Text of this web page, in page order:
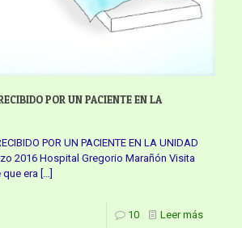
POR UN PACIENTE EN LA
POR UN PACIENTE EN LA UNIDAD
2016 Hospital Gregorio Marañón Visita
era
10 Leer más